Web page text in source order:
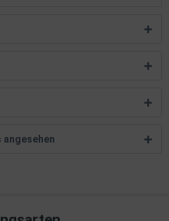
angesehen